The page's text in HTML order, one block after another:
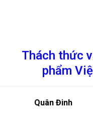
Thách thức
phẩm
Quân Đinh